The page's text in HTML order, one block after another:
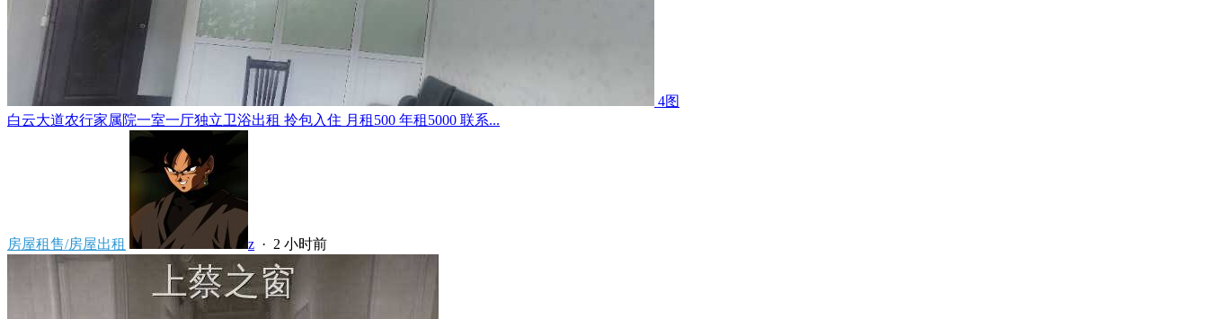
4图
白云大道农行家属院一室一厅独立卫浴出租 拎包入住 月租500 年租5000 联系...
房屋租售/房屋出租 z · 2 小时前